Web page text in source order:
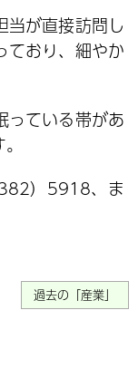
当が直接訪問し
ており、細やか
っている帯があ
）5918、ま
過去の「産業」